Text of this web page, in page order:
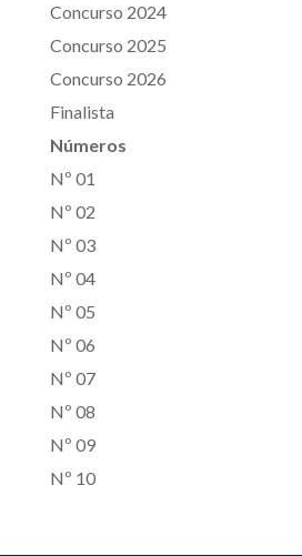
Concurso 2024
Concurso 2025
Concurso 2026
Finalista
Números
Nº 01
Nº 02
Nº 03
Nº 04
Nº 05
Nº 06
Nº 07
Nº 08
Nº 09
Nº 10